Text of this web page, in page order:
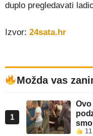
duplo pregledavati
Izvor: 24sata.hr
Možda vas
1
Ovo
11